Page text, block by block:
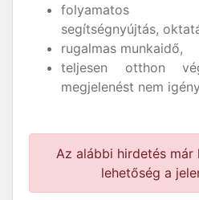
folyamatos
segítségnyújtás,
rugalmas munkaidő,
teljesen otthon
megjelenést nem
Az alábbi hirdetés
lehetőség a